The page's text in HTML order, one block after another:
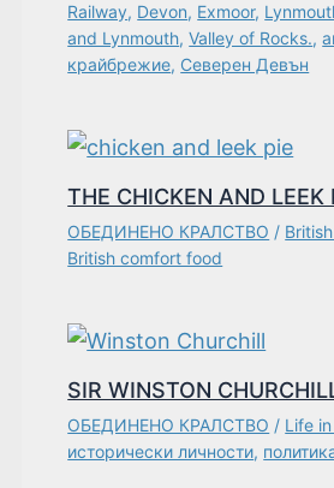
Railway, Devon, Exmoor,
and Lynmouth,Valley of Rocks.,
крайбрежие, Северен Девън
THE CHICKEN AND LEEK
ОБЕДИНЕНО КРАЛСТВО /
British comfort food
SIR WINSTON
ОБЕДИНЕНО КРАЛСТВО / Life
исторически личности,